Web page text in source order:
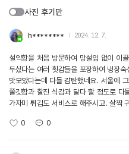
사진 후기만
h******** 2024. 12. 7.
설악항을 처음 방문하여 망설임 없이 이
두셨다는 여러 횟감들을 포장하여 냉장
맛보았다는데 다들 감탄했네요. 서울에
쫄깃함과 찰진 식감과 달다 할 정도로 다
가자미 튀김도 서비스로 해주시고. 살짝
0 0